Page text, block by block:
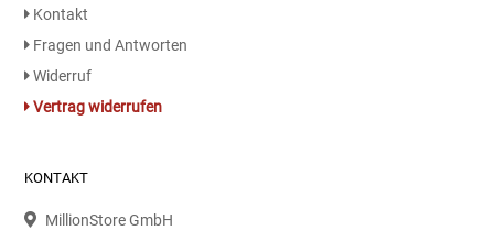
Kontakt
Fragen und Antworten
Widerruf
Vertrag widerrufen
KONTAKT
MillionStore GmbH